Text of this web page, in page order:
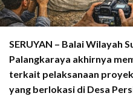
SERUYAN – Balai Wilayah
Palangkaraya akhirnya
terkait pelaksanaan
yang berlokasi di Desa